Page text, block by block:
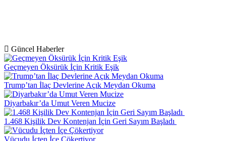
Güncel Haberler
Geçmeyen Öksürük İçin Kritik Eşik
Trump’tan İlaç Devlerine Açık Meydan Okuma
Diyarbakır’da Umut Veren Mucize
1.468 Kişilik Dev Kontenjan İçin Geri Sayım Başladı
Vücudu İçten İçe Çökertiyor